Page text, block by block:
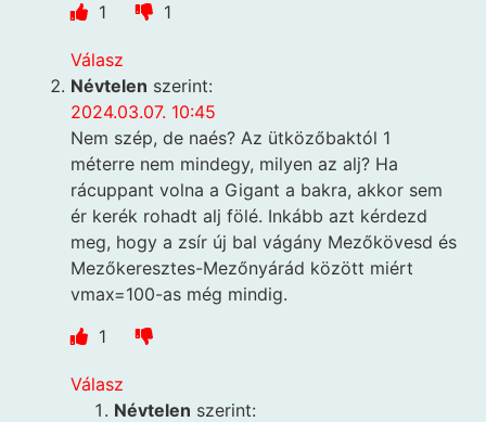
1
1
Válasz
Névtelen szerint:
2024.03.07. 10:45
Nem szép, de naés? Az ütközőbaktól 1
méterre nem mindegy, milyen az alj? Ha
rácuppant volna a Gigant a bakra, akkor sem
ér kerék rohadt alj fölé. Inkább azt kérdezd
meg, hogy a zsír új bal vágány Mezőkövesd és
Mezőkeresztes-Mezőnyárád között miért
vmax=100-as még mindig.
1
Válasz
Névtelen szerint: